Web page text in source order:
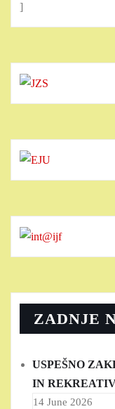
]
ZADNJE
USPEŠNO
IN
14 June 2026